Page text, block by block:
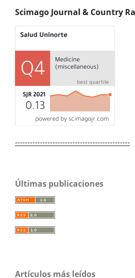
Scimago Journal & Country
----------------------------------------------
Últimas publicaciones
Artículos más leídos